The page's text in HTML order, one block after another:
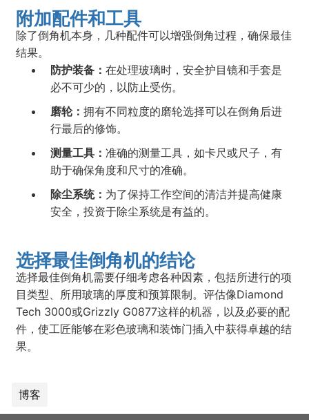
附加配件和工具
除了倒角机本身，几种配件可以增强倒角过程，确保最佳
结果。
防护装备：在处理玻璃时，安全护目镜和手套是
必不可少的，以防止受伤。
磨轮：拥有不同粒度的磨轮选择可以在倒角后进
行最后的修饰。
测量工具：准确的测量工具，如卡尺或尺子，有
助于确保角度和尺寸的准确。
除尘系统： 为了保持工作空间的清洁并提高健康
安全，投资于除尘系统是有益的。
选择最佳倒角机的结论
选择最佳倒角机需要仔细考虑各种因素，包括所进行的项
目类型、所用玻璃的厚度和预算限制。评估像Diamond
Tech 3000或Grizzly G0877这样的机器，以及必要的配
件，使工匠能够在彩色玻璃和装饰门插入中获得卓越的结
果。
博客